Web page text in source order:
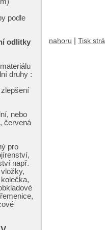
nahoru Tisk
podle
odlitky
druhy :
zlepšení
nebo
červená
pro
např.